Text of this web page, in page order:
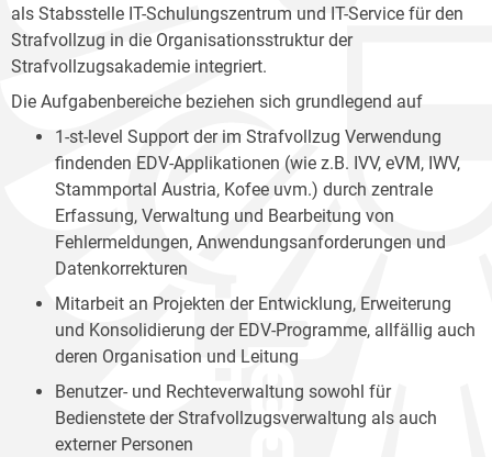
als Stabsstelle IT-Schulungszentrum und IT-Service für den
Strafvollzug in die Organisationsstruktur der
Strafvollzugsakademie integriert.
Die Aufgabenbereiche beziehen sich grundlegend auf
1-st-level Support der im Strafvollzug Verwendung
findenden EDV-Applikationen (wie z.B. IVV, eVM, IWV,
Stammportal Austria, Kofee uvm.) durch zentrale
Erfassung, Verwaltung und Bearbeitung von
Fehlermeldungen, Anwendungsanforderungen und
Datenkorrekturen
Mitarbeit an Projekten der Entwicklung, Erweiterung
und Konsolidierung der EDV-Programme, allfällig auch
deren Organisation und Leitung
Benutzer- und Rechteverwaltung sowohl für
Bedienstete der Strafvollzugsverwaltung als auch
externer Personen